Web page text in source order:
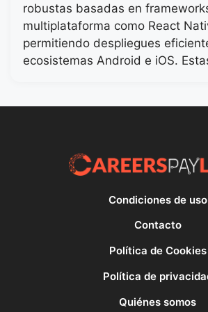
robustas basadas en
multiplataforma como React
permitiendo despliegues
ecosistemas Android e iOS.
Condiciones de uso
Contacto
Política de Cookies
Política de
Quiénes somos